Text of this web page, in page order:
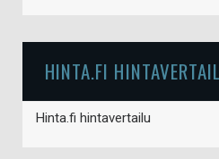
HINTA.FI
Hinta.fi hintavertailu